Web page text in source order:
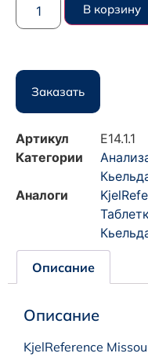
В корзину
Заказать
Артикул
E14.1.1
Категории
Аналоги
Описание
Описание
KjelReference